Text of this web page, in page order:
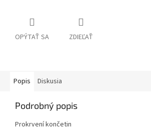
OPÝTAŤ SA ZDIEĽAŤ
Popis Diskusia
Podrobný popis
Prokrvení končetin